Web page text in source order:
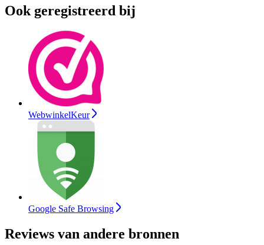
Ook geregistreerd bij
WebwinkelKeur
Google Safe Browsing
Reviews van andere bronnen